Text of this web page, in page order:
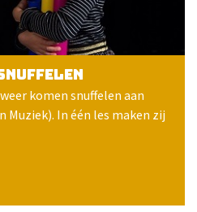
snuffelen
komen snuffelen aan
Muziek). In één les maken zij